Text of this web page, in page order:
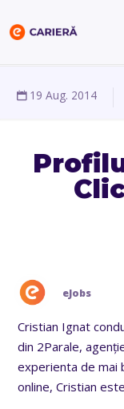
19 Aug. 2014
eJobs
Cristian Ignat
din 2Parale,
experienta de mai
online, Cristian